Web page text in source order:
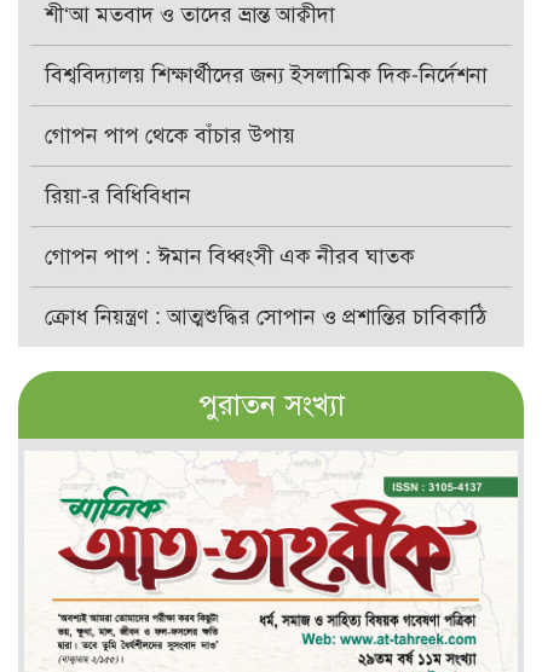
শী‘আ মতবাদ ও তাদের ভ্রান্ত আক্বীদা
বিশ্ববিদ্যালয় শিক্ষার্থীদের জন্য ইসলামিক দিক-নির্দেশনা
গোপন পাপ থেকে বাঁচার উপায়
রিয়া-র বিধিবিধান
গোপন পাপ : ঈমান বিধ্বংসী এক নীরব ঘাতক
ক্রোধ নিয়ন্ত্রণ : আত্মশুদ্ধির সোপান ও প্রশান্তির চাবিকাঠি
পুরাতন সংখ্যা